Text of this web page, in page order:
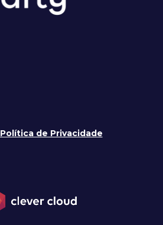
Política de Privacidade